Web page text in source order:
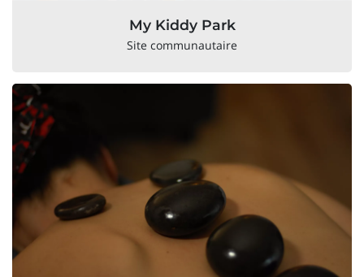
My Kiddy Park
Site communautaire